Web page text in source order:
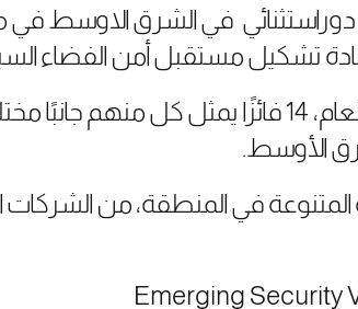
دوراستثنائي في الشرق الاوسط في
تشكيل مستقبل أمن الفضاء
وضمت “جوائز القيادة الأمنية المتطورة” هذا العام، 14 فائزًا
الأوسط.
المتنوعة في المنطقة، من الشركات